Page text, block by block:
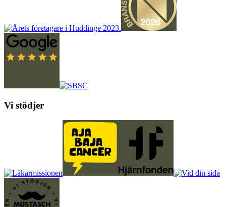
Vi stödjer